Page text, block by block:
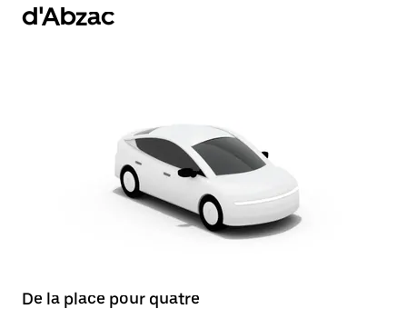
d'Abzac
De la place pour quatre